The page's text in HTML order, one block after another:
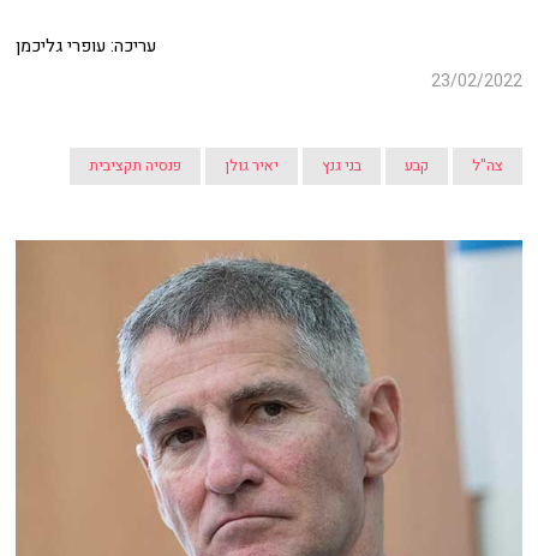
עריכה: עופרי גליכמן
23/02/2022
צה"ל קבע בני גנץ יאיר גולן פנסיה תקציבית